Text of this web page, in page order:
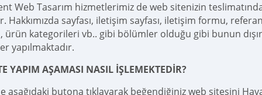
Web Tasarım hizmetlerimiz de web sitenizin
Hakkımızda sayfası, iletişim sayfası, iletişim formu,
ürün kategorileri vb.. gibi bölümler olduğu gibi bunun
yapılmaktadır.
YAPIM AŞAMASI NASIL İŞLEMEKTEDİR?
aşağıdaki butona tıklayarak beğendiğiniz web sitesini